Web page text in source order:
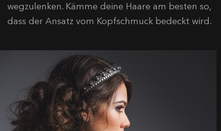
wegzulenken. Kämme deine Haare am besten so,
dass der Ansatz vom Kopfschmuck bedeckt wird.